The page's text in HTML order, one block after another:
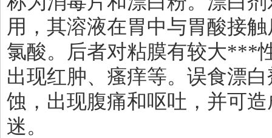
用，其溶液在胃中与胃酸接
氯酸。后者对粘膜有较大***
出现红肿、瘙痒等。误食漂
蚀，出现腹痛和呕吐，并可
迷。